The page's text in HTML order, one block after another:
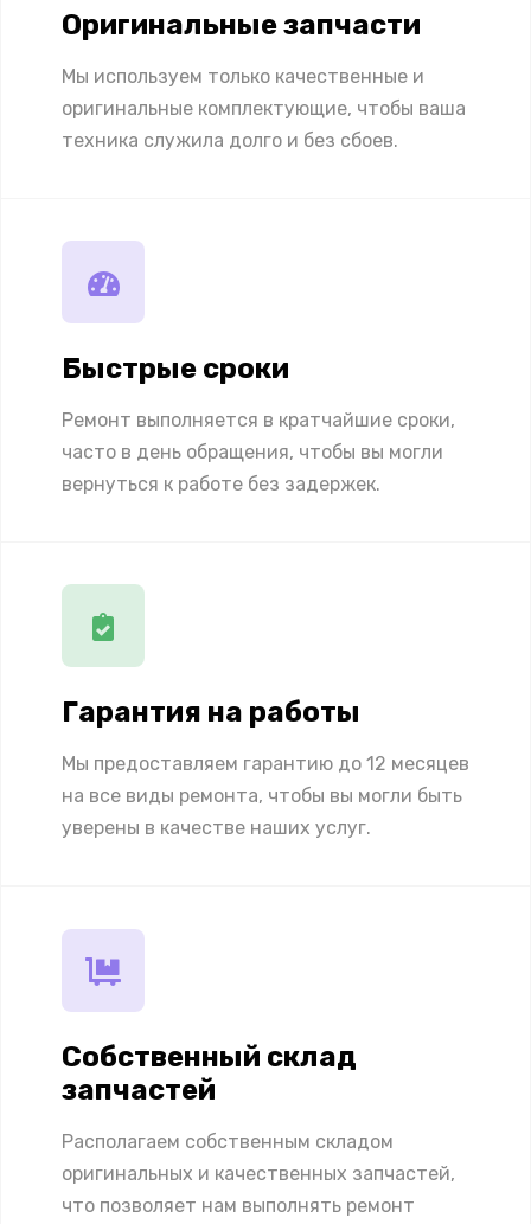
Оригинальные запчасти
Мы используем только качественные и
оригинальные комплектующие, чтобы ваша
техника служила долго и без сбоев.
Быстрые сроки
Ремонт выполняется в кратчайшие сроки,
часто в день обращения, чтобы вы могли
вернуться к работе без задержек.
Гарантия на работы
Мы предоставляем гарантию до 12 месяцев
на все виды ремонта, чтобы вы могли быть
уверены в качестве наших услуг.
Собственный склад
запчастей
Располагаем собственным складом
оригинальных и качественных запчастей,
что позволяет нам выполнять ремонт